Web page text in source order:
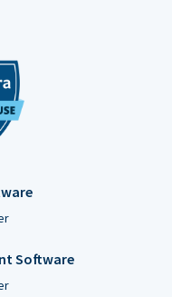
Software